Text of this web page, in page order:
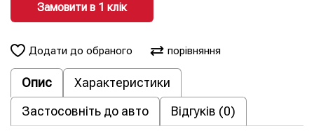
Замовити в 1 клiк
Додати до обраного порівняння
Опис
Характеристики
Застосовніть до авто
Відгуків (0)